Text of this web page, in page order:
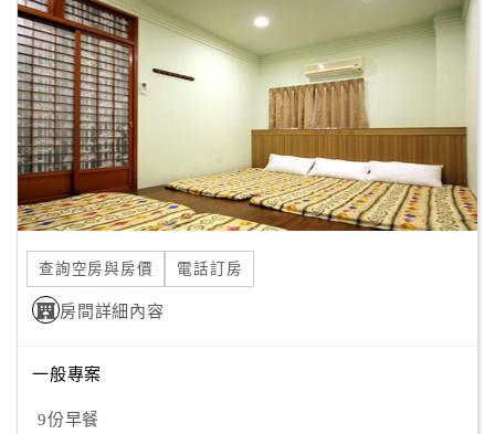
查詢空房與房價 電話訂房
房間詳細內容
一般專案
9份早餐